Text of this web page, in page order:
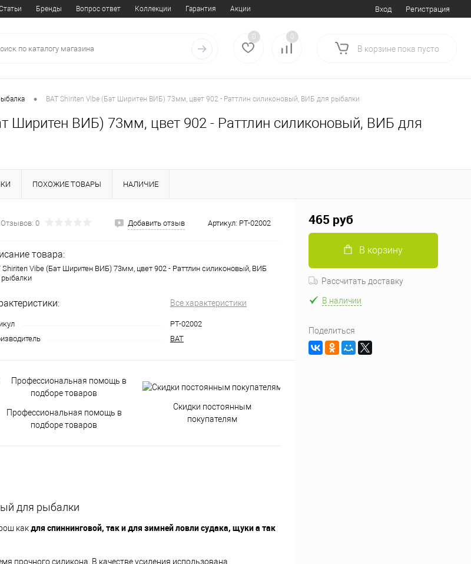
Бренды Вопрос ответ Коллекции Гарантия Акции Вход Регистрация
0 0
В корзине пока пусто
• BAT Shiriten Vibe (Бат Ширитен ВИБ) 73мм, цвет 902 - Раттлин силиконовый, ВИБ для рыбалки
Ширитен ВИБ) 73мм, цвет 902 - Раттлин силиконовый, ВИБ для
ПОХОЖИЕ ТОВАРЫ НАЛИЧИЕ
Отзывов: 0 Добавить отзыв Артикул: PT-02002
товара:
Shiriten Vibe (Бат Ширитен ВИБ) 73мм, цвет 902 - Раттлин силиконовый, ВИБ
рыбалки
Все характеристики
PT-02002
BAT
Профессиональная помощь в
подборе товаров
Скидки постоянным
покупателям
для рыбалки
какдля спиннинговой, так и для зимней ловли судака, щуки а так
прочного силикона. В качестве усиления использована
465 руб
В корзину
Рассчитать доставку
В наличии
Поделиться